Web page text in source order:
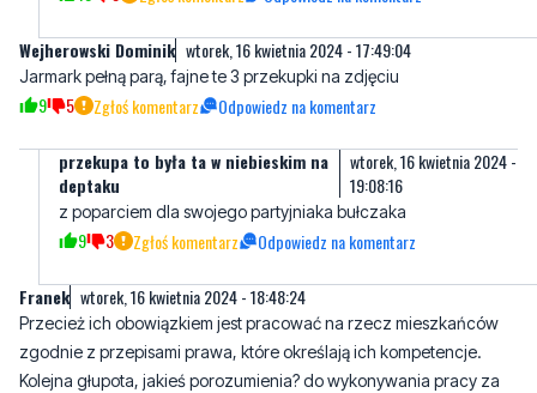
Wejherowski Dominik wtorek, 16 kwietnia 2024 - 17:49:04
Jarmark pełną parą, fajne te 3 przekupki na zdjęciu
9 5 Zgłoś komentarz Odpowiedz na komentarz
przekupa to była ta w niebieskim na
deptaku
wtorek, 16 kwietnia 2024 -
19:08:16
z poparciem dla swojego partyjniaka bułczaka
9 3 Zgłoś komentarz Odpowiedz na komentarz
Franek wtorek, 16 kwietnia 2024 - 18:48:24
Przecież ich obowiązkiem jest pracować na rzecz mieszkańców
zgodnie z przepisami prawa, które określają ich kompetencje.
Kolejna głupota, jakieś porozumienia? do wykonywania pracy za